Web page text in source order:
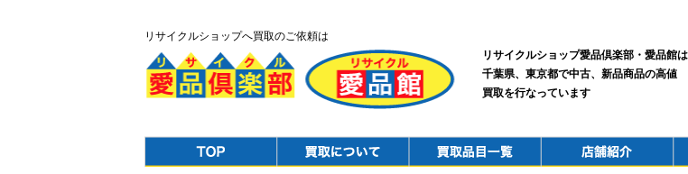
リサイクルショップへ買取のご依頼は
リサイクルショップ愛品倶楽部・愛品館は
千葉県、東京都で中古、新品商品の高値
買取を行なっています